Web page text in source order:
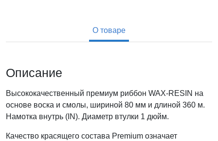
О товаре
Описание
Высококачественный премиум риббон WAX-RESIN на
основе воска и смолы, шириной 80 мм и длиной 360 м.
Намотка внутрь (IN). Диаметр втулки 1 дюйм.
Качество красящего состава Premium означает